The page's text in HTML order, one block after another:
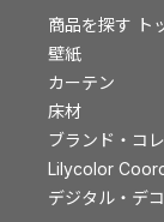
お客様サポート トッ
資料ダウンロード
画像ダウンロード
動画一覧
お手入れ便利帳
お役立ち資料
お問い合わせ（一般
商品を探す ト
壁紙
カーテン
床材
ブランド・コ
Lilycolor
デジタル・デ